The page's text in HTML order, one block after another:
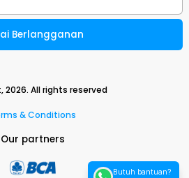
Berlangganan
2026. All rights reserved
& Conditions
Our partners
Butuh bantuan?